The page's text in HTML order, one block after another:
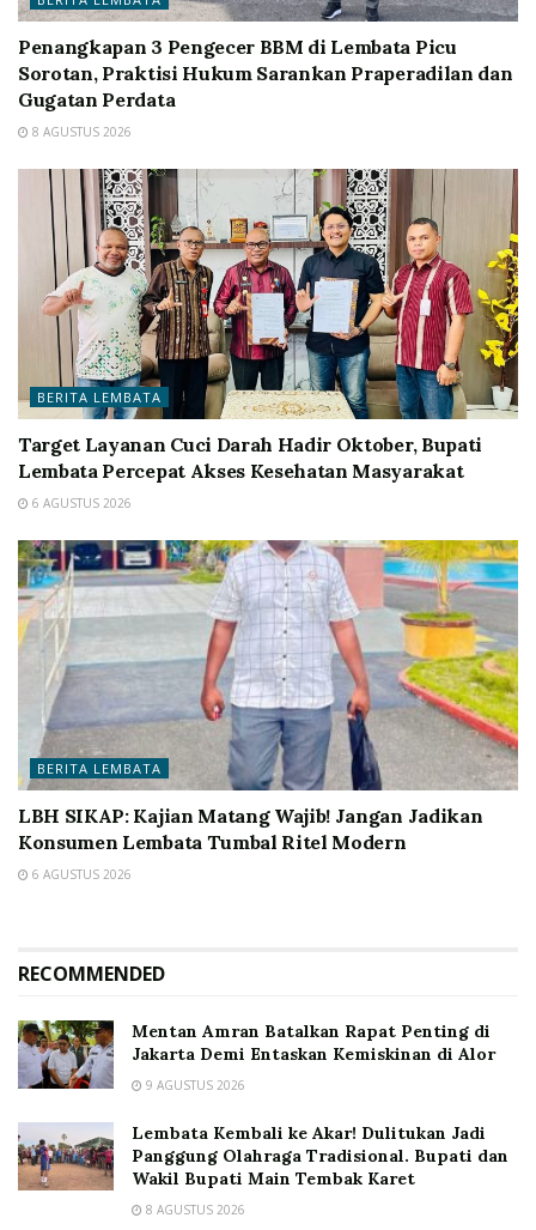
Penangkapan 3 Pengecer BBM di Lembata Picu
Sorotan, Praktisi Hukum Sarankan Praperadilan dan
Gugatan Perdata
8 AGUSTUS 2026
BERITA LEMBATA
Target Layanan Cuci Darah Hadir Oktober, Bupati
Lembata Percepat Akses Kesehatan Masyarakat
6 AGUSTUS 2026
BERITA LEMBATA
LBH SIKAP: Kajian Matang Wajib! Jangan Jadikan
Konsumen Lembata Tumbal Ritel Modern
6 AGUSTUS 2026
RECOMMENDED
Mentan Amran Batalkan Rapat Penting di
Jakarta Demi Entaskan Kemiskinan di Alor
9 AGUSTUS 2026
Lembata Kembali ke Akar! Dulitukan Jadi
Panggung Olahraga Tradisional. Bupati dan
Wakil Bupati Main Tembak Karet
8 AGUSTUS 2026